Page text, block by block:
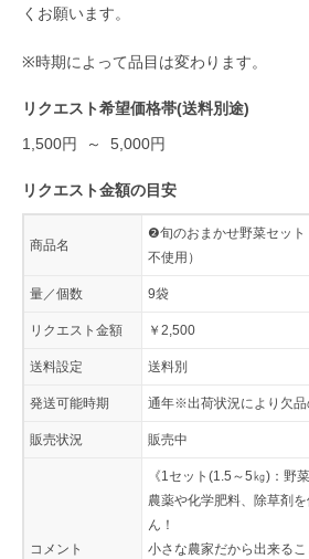
くお願います。
※時期によって品目は変わります。
リクエスト希望価格帯(送料別途)
1,500円 ～ 5,000円
リクエスト金額の目安
商品名
❷旬のおまかせ野菜セット
不使用）
量／個数 9袋
リクエスト金額 ￥2,500
送料設定 送料別
発送可能時期 通年※出荷状況により欠品
販売状況 販売中
コメント
《1セット(1.5～5㎏)：野
農薬や化学肥料、除草剤
ん！
小さな農家だから出来るこ